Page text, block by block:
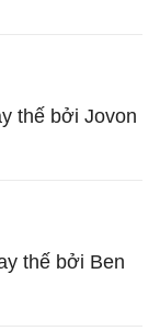
thế bởi Jovon
thế bởi Ben